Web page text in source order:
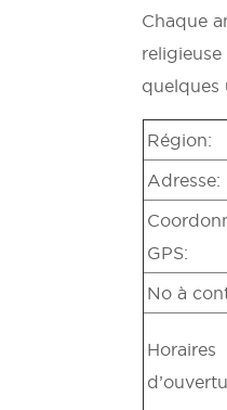
Chaque
quelques
Région:
Adresse:
GPS:
No à
Horaires